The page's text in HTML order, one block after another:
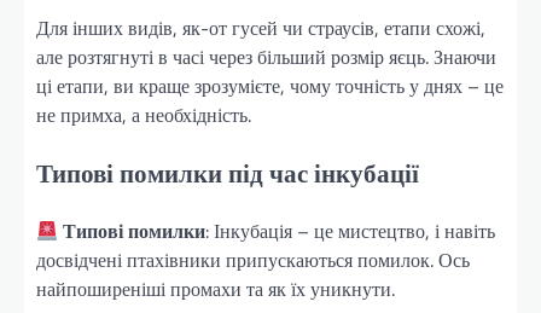
Для інших видів, як-от гусей чи страусів, етапи схожі,
але розтягнуті в часі через більший розмір яєць. Знаючи
ці етапи, ви краще зрозумієте, чому точність у днях – це
не примха, а необхідність.
Типові помилки під час інкубації
Типові помилки: Інкубація – це мистецтво, і навіть
досвідчені птахівники припускаються помилок. Ось
найпоширеніші промахи та як їх уникнути.